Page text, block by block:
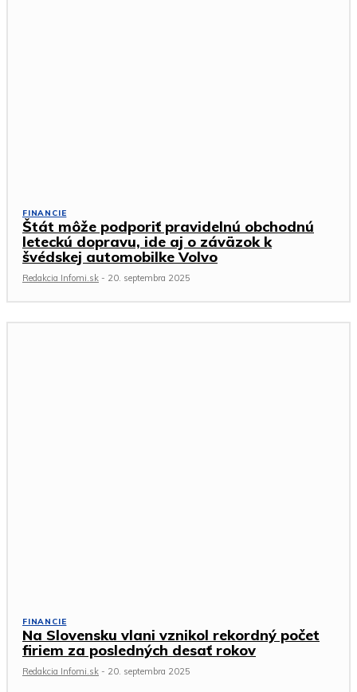
FINANCIE
Štát môže podporiť pravidelnú obchodnú
leteckú dopravu, ide aj o záväzok k
švédskej automobilke Volvo
Redakcia Infomi.sk - 20. septembra 2025
FINANCIE
Na Slovensku vlani vznikol rekordný počet
firiem za posledných desať rokov
Redakcia Infomi.sk - 20. septembra 2025